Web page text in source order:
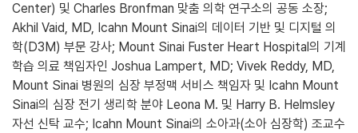
Center) 및 Charles Bronfman 맞춤 의학 연구소의 공동 소장;
Akhil Vaid, MD, Icahn Mount Sinai의 데이터 기반 및 디지털 의
학(D3M) 부문 강사; Mount Sinai Fuster Heart Hospital의 기계
학습 의료 책임자인 Joshua Lampert, MD; Vivek Reddy, MD,
Mount Sinai 병원의 심장 부정맥 서비스 책임자 및 Icahn Mount
Sinai의 심장 전기 생리학 분야 Leona M. 및 Harry B. Helmsley
자선 신탁 교수; Icahn Mount Sinai의 소아과(소아 심장학) 조교수